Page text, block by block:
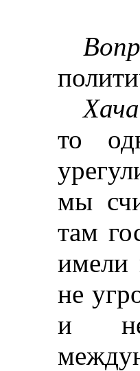
то
мы
там
имели
не
и не